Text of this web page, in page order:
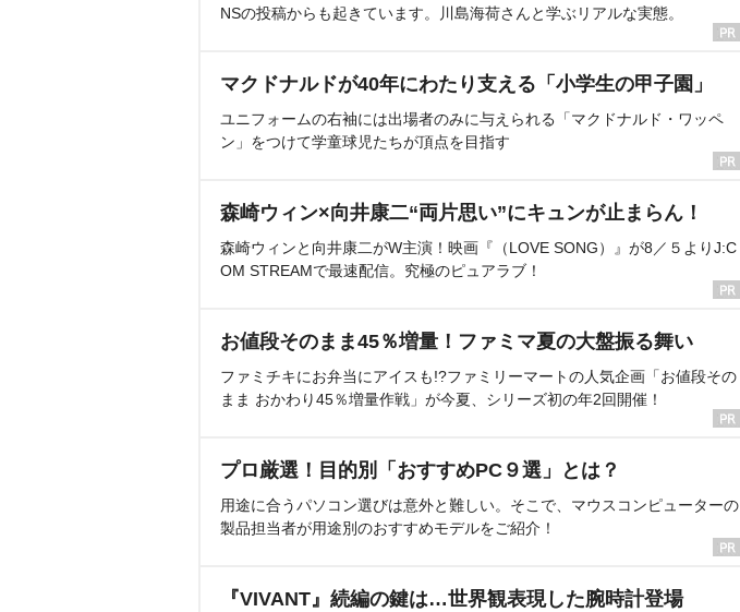
NSの投稿からも起きています。川島海荷さんと学ぶリアルな実態。
マクドナルドが40年にわたり支える「小学生の甲子園」
ユニフォームの右袖には出場者のみに与えられる「マクドナルド・ワッペ
ン」をつけて学童球児たちが頂点を目指す
森崎ウィン×向井康二“両片思い”にキュンが止まらん！
森崎ウィンと向井康二がW主演！映画『（LOVE SONG）』が8／５よりJ:C
OM STREAMで最速配信。究極のピュアラブ！
お値段そのまま45％増量！ファミマ夏の大盤振る舞い
ファミチキにお弁当にアイスも!?ファミリーマートの人気企画「お値段その
まま おかわり45％増量作戦」が今夏、シリーズ初の年2回開催！
プロ厳選！目的別「おすすめPC９選」とは？
用途に合うパソコン選びは意外と難しい。そこで、マウスコンピューターの
製品担当者が用途別のおすすめモデルをご紹介！
『VIVANT』続編の鍵は…世界観表現した腕時計登場